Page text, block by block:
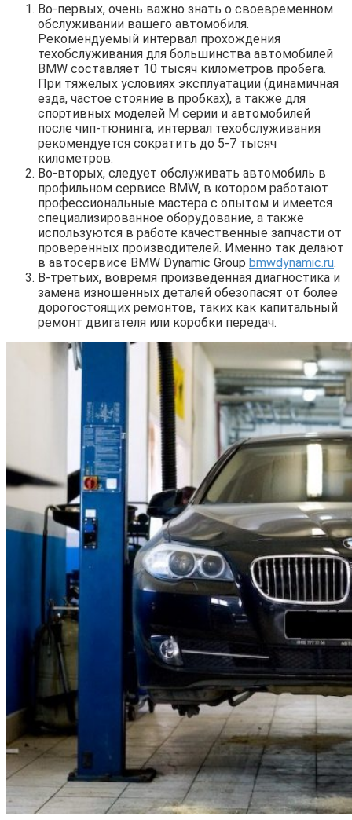
Во-первых, очень важно знать о своевременном
обслуживании вашего автомобиля.
Рекомендуемый интервал прохождения
техобслуживания для большинства автомобилей
BMW составляет 10 тысяч километров пробега.
При тяжелых условиях эксплуатации (динамичная
езда, частое стояние в пробках), а также для
спортивных моделей M серии и автомобилей
после чип-тюнинга, интервал техобслуживания
рекомендуется сократить до 5-7 тысяч
километров.
Во-вторых, следует обслуживать автомобиль в
профильном сервисе BMW, в котором работают
профессиональные мастера с опытом и имеется
специализированное оборудование, а также
используются в работе качественные запчасти от
проверенных производителей. Именно так делают
в автосервисе BMW Dynamic Group bmwdynamic.ru.
В-третьих, вовремя произведенная диагностика и
замена изношенных деталей обезопасят от более
дорогостоящих ремонтов, таких как капитальный
ремонт двигателя или коробки передач.